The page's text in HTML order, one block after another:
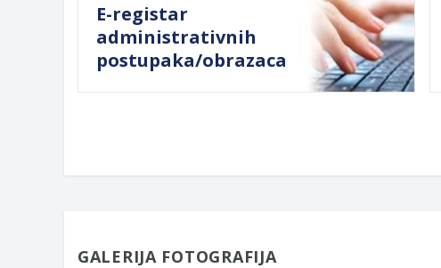
E-registar
administrativnih
postupaka/obrazaca
GALERIJA FOTOGRAFIJA